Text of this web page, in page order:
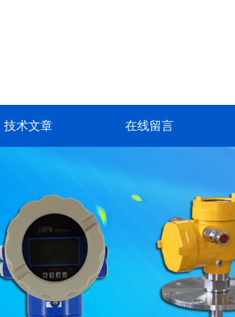
技术文章 在线留言